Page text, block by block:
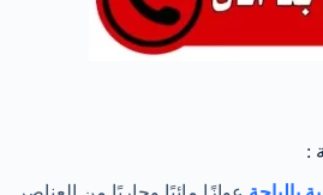
: